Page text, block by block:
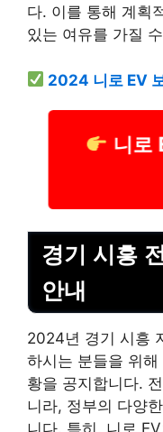
다. 이를 통해 계획
있는 여유를 가질
2024 니로 EV
니로
경기 시흥
안내
2024년 경기 시흥
하시는 분들을 위
황을 공지합니다.
니라, 정부의 다양
니다. 특히, 니로